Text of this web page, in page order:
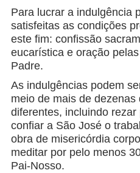
Para lucrar a indulgência
satisfeitas as condições
este fim: confissão
eucarística e oração
Padre.
As indulgências podem
meio de mais de
diferentes, incluindo
confiar a São José o
obra de misericórdia
meditar por pelo menos
Pai-Nosso.